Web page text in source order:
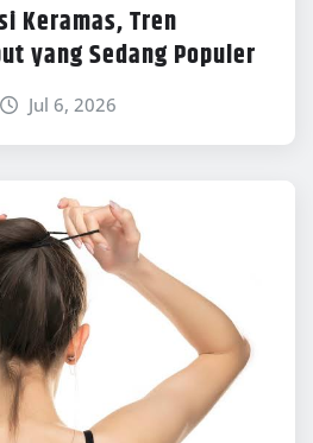
Keramas, Tren
yang Sedang Populer
Jul 6, 2026